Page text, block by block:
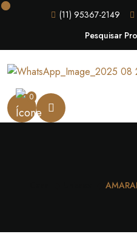
(11) 95367-2149
Pesquisar
0